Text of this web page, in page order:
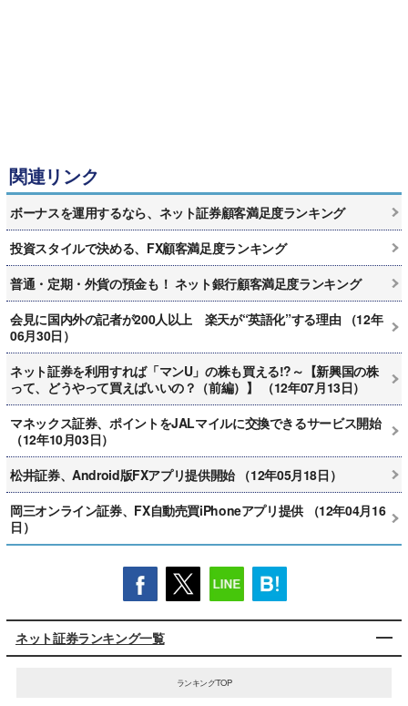
関連リンク
ボーナスを運用するなら、ネット証券顧客満足度ランキング
投資スタイルで決める、FX顧客満足度ランキング
普通・定期・外貨の預金も！ ネット銀行顧客満足度ランキング
会見に国内外の記者が200人以上 楽天が“英語化”する理由 （12年
06月30日）
ネット証券を利用すれば「マンU」の株も買える!?～【新興国の株
って、どうやって買えばいいの？（前編）】 （12年07月13日）
マネックス証券、ポイントをJALマイルに交換できるサービス開始
（12年10月03日）
松井証券、Android版FXアプリ提供開始 （12年05月18日）
岡三オンライン証券、FX自動売買iPhoneアプリ提供 （12年04月16
日）
ネット証券ランキング一覧
ランキングTOP